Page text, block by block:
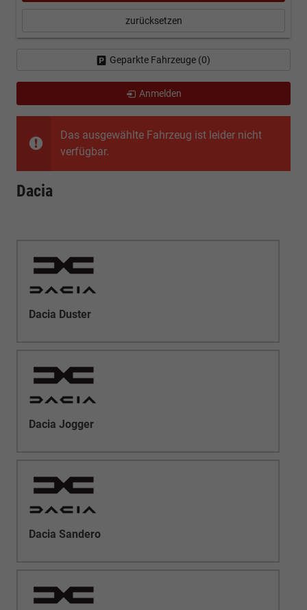
Das ausgewählte Fahrzeug ist leider nicht
verfügbar.
Dacia
Dacia Duster
Dacia Jogger
Dacia Sandero
zurücksetzen
Geparkte Fahrzeuge (0)
Anmelden